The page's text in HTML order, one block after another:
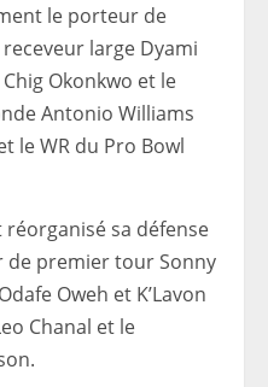
le porteur de
large Dyami
Okonkwo et le
Antonio Williams
le WR du Pro Bowl
sa défense
de premier tour Sonny
Oweh et K’Lavon
Chanal et le